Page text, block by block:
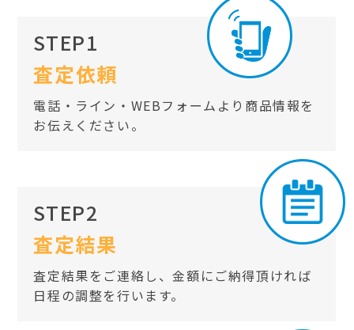
STEP1
査定依頼
電話・ライン・WEBフォームより商品情報を
お伝えください。
STEP2
査定結果
査定結果をご連絡し、金額にご納得頂ければ
日程の調整を行います。